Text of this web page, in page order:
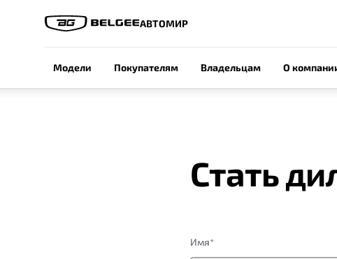
АВТОМИР
Модели Покупателям Владельцам О
Стать
Имя*